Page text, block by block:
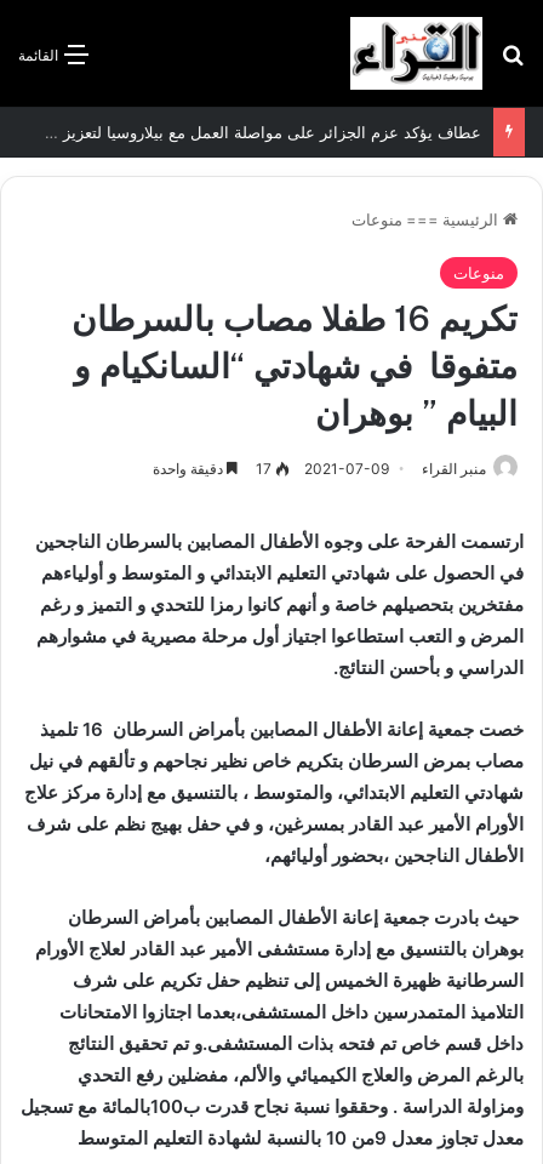
القائمة بحث عن
عطاف يؤكد عزم الجزائر على مواصلة العمل مع بيلاروسيا لتعزيز العلاقات الثنائية
الرئيسية === منوعات
منوعات
تكريم 16 طفلا مصاب بالسرطان
متفوقا في شهادتي “السانكيام و
البيام ” بوهران
منبر القراء 2021-07-09
17 دقيقة واحدة
ارتسمت الفرحة على وجوه الأطفال المصابين بالسرطان الناجحين
في الحصول على شهادتي التعليم الابتدائي و المتوسط و أولياءهم
مفتخرين بتحصيلهم خاصة و أنهم كانوا رمزا للتحدي و التميز و رغم
المرض و التعب استطاعوا اجتياز أول مرحلة مصيرية في مشوارهم
الدراسي و بأحسن النتائج.
خصت جمعية إعانة الأطفال المصابين بأمراض السرطان 16 تلميذ
مصاب بمرض السرطان بتكريم خاص نظير نجاحهم و تألقهم في نيل
شهادتي التعليم الابتدائي، والمتوسط ، بالتنسيق مع إدارة مركز علاج
الأورام الأمير عبد القادر بمسرغين، و في حفل بهيج نظم على شرف
الأطفال الناجحين ،بحضور أوليائهم،
حيث بادرت جمعية إعانة الأطفال المصابين بأمراض السرطان
بوهران بالتنسيق مع إدارة مستشفى الأمير عبد القادر لعلاج الأورام
السرطانية ظهيرة الخميس إلى تنظيم حفل تكريم على شرف
التلاميذ المتمدرسين داخل المستشفى،بعدما اجتازوا الامتحانات
داخل قسم خاص تم فتحه بذات المستشفى.و تم تحقيق النتائج
بالرغم المرض والعلاج الكيميائي والألم، مفضلين رفع التحدي
ومزاولة الدراسة . وحققوا نسبة نجاح قدرت ب100بالمائة مع تسجيل
معدل تجاوز معدل 9من 10 بالنسبة لشهادة التعليم المتوسط